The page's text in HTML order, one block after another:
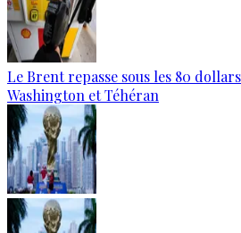
Le Brent repasse sous les 80
Washington et Téhéran